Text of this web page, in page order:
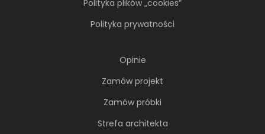
Polityka plików „cookies”
Polityka prywatności
Opinie
Zamów projekt
Zamów próbki
Strefa architekta